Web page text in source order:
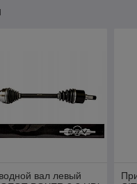
вал левый